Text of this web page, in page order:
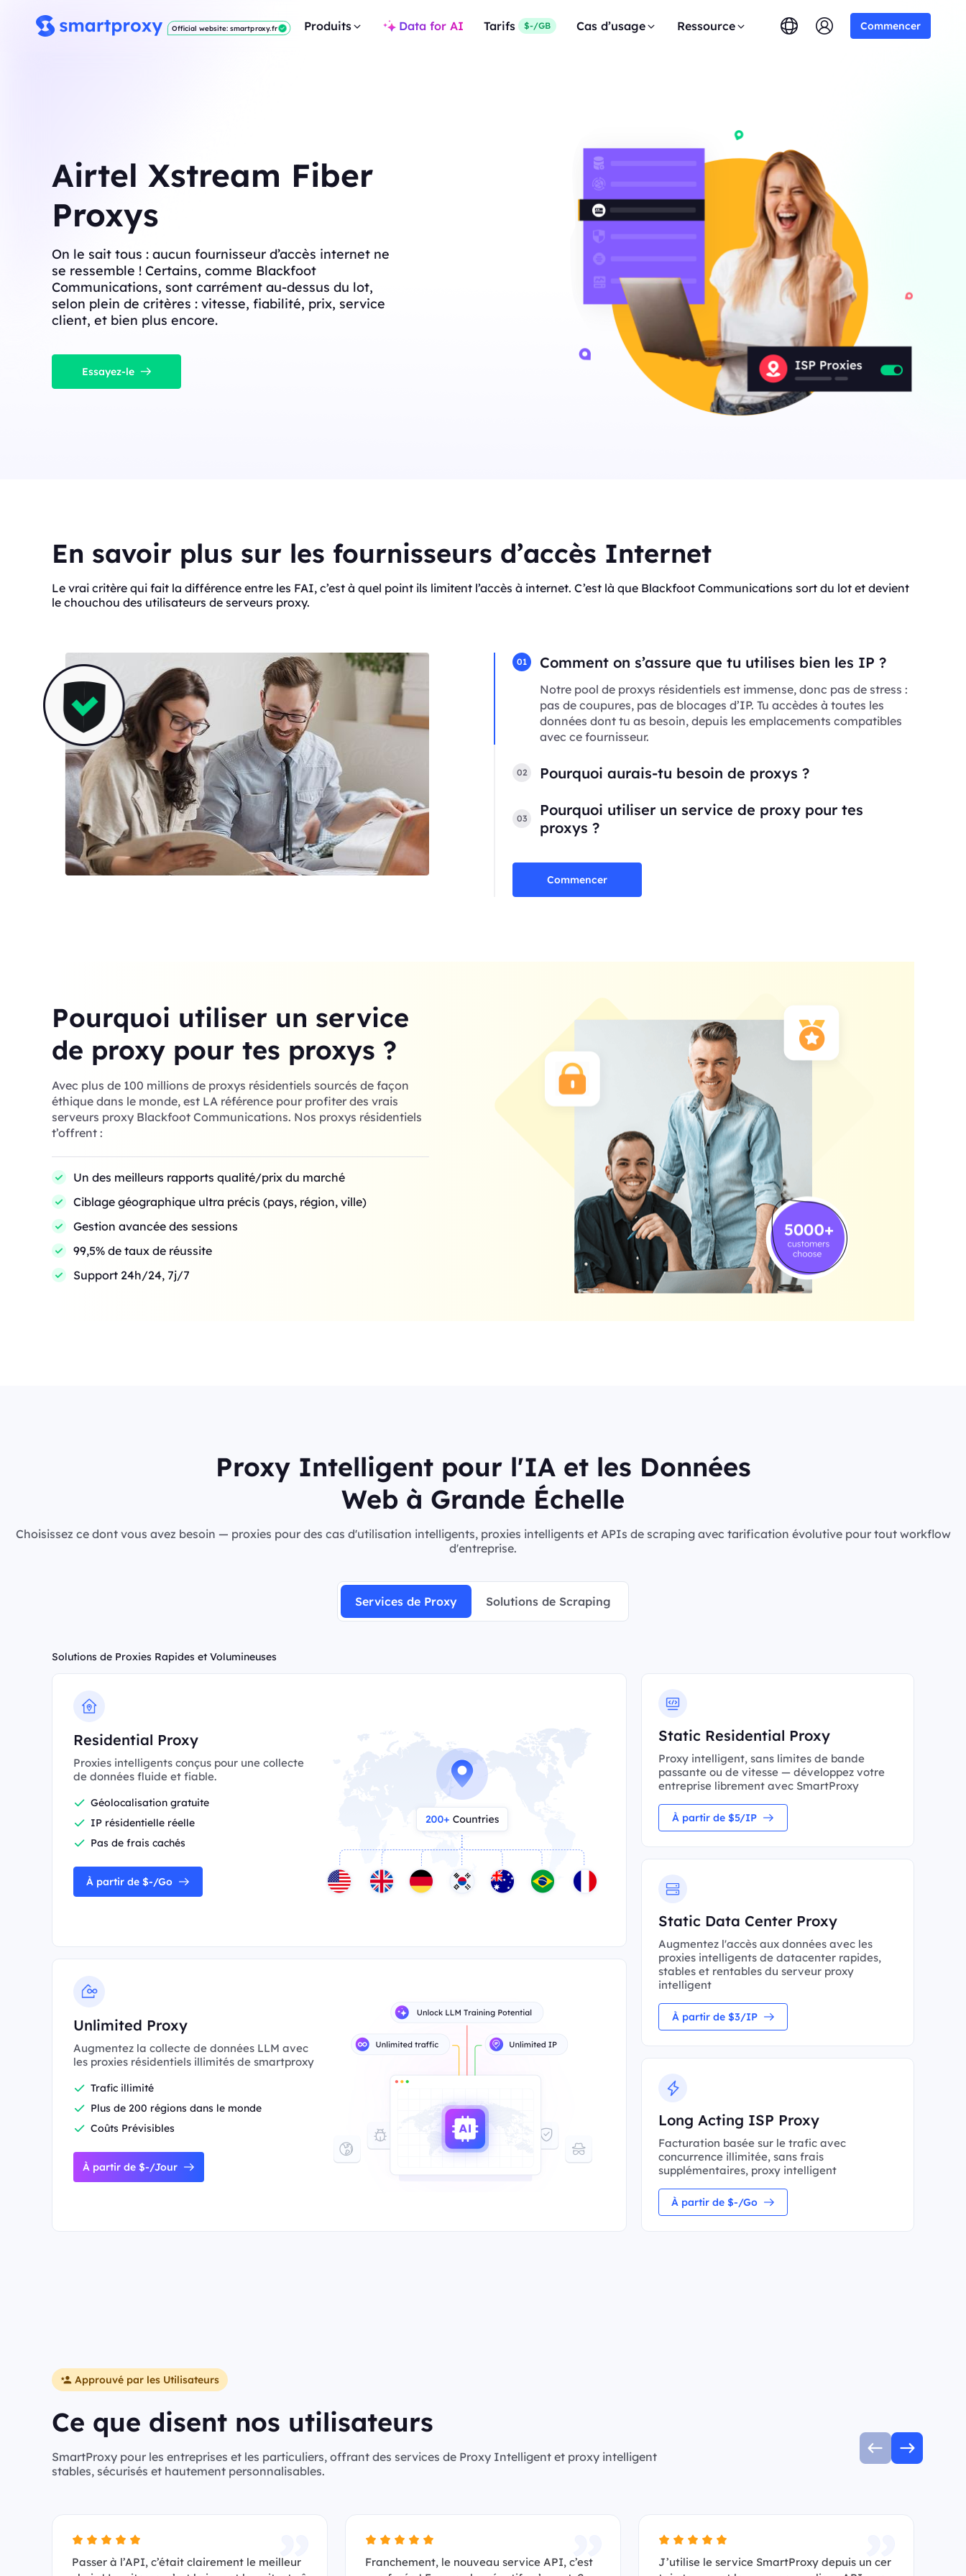
Official website: smartproxy.fr Produits Data for AI Tarifs $-/GB Cas d’usage Ressource Commencer
Airtel Xstream Fiber
Proxys
On le sait tous : aucun fournisseur d’accès internet ne
se ressemble ! Certains, comme Blackfoot
Communications, sont carrément au-dessus du lot,
selon plein de critères : vitesse, fiabilité, prix, service
client, et bien plus encore.
Essayez-le
En savoir plus sur les fournisseurs d’accès Internet
Le vrai critère qui fait la différence entre les FAI, c’est à quel point ils limitent l’accès à internet. C’est là que Blackfoot Communications sort du lot et devient
le chouchou des utilisateurs de serveurs proxy.
01 Comment on s’assure que tu utilises bien les IP ?
Notre pool de proxys résidentiels est immense, donc pas de stress :
pas de coupures, pas de blocages d’IP. Tu accèdes à toutes les
données dont tu as besoin, depuis les emplacements compatibles
avec ce fournisseur.
02 Pourquoi aurais-tu besoin de proxys ?
03
Pourquoi utiliser un service de proxy pour tes
proxys ?
Commencer
Pourquoi utiliser un service
de proxy pour tes proxys ?
Avec plus de 100 millions de proxys résidentiels sourcés de façon
éthique dans le monde, est LA référence pour profiter des vrais
serveurs proxy Blackfoot Communications. Nos proxys résidentiels
t’offrent :
Un des meilleurs rapports qualité/prix du marché
Ciblage géographique ultra précis (pays, région, ville)
Gestion avancée des sessions
99,5% de taux de réussite
Support 24h/24, 7j/7
Proxy Intelligent pour l'IA et les Données
Web à Grande Échelle
Choisissez ce dont vous avez besoin — proxies pour des cas d'utilisation intelligents, proxies intelligents et APIs de scraping avec tarification évolutive pour tout workflow
d'entreprise.
Services de Proxy Solutions de Scraping
Solutions de Proxies Rapides et Volumineuses
Residential Proxy
Proxies intelligents conçus pour une collecte
de données fluide et fiable.
Géolocalisation gratuite
IP résidentielle réelle
Pas de frais cachés
À partir de $-/Go
Unlimited Proxy
Augmentez la collecte de données LLM avec
les proxies résidentiels illimités de smartproxy
Trafic illimité
Plus de 200 régions dans le monde
Coûts Prévisibles
À partir de $-/Jour
Static Residential Proxy
Proxy intelligent, sans limites de bande
passante ou de vitesse — développez votre
entreprise librement avec SmartProxy
À partir de $5/IP
Static Data Center Proxy
Augmentez l'accès aux données avec les
proxies intelligents de datacenter rapides,
stables et rentables du serveur proxy
intelligent
À partir de $3/IP
Long Acting ISP Proxy
Facturation basée sur le trafic avec
concurrence illimitée, sans frais
supplémentaires, proxy intelligent
À partir de $-/Go
Approuvé par les Utilisateurs
Ce que disent nos utilisateurs
SmartProxy pour les entreprises et les particuliers, offrant des services de Proxy Intelligent et proxy intelligent
stables, sécurisés et hautement personnalisables.
Passer à l’API, c’était clairement le meilleur
Franchement, le nouveau service API, c’est
J’utilise le service SmartProxy depuis un cer